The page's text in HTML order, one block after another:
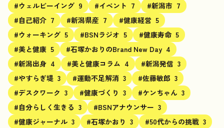
#ウェルビーイング 9 #イベント 7 #新潟市 7
#自己紹介 7 #新潟県産 7 #健康経営 5
#ウォーキング 5 #BSNラジオ 5 #健康寿命 5
#美と健康 5 #石塚かおりのBrand New Day 4
#新潟出身 4 #美と健康コラム 4 #新潟発信 3
#やすらぎ堤 3 #運動不足解消 3 #佐藤敏郎 3
#デスクワーク 3 #健康づくり 3 #ケンちゃん 3
#自分らしく生きる 3 #BSNアナウンサー 3
#健康ジャーナル 3 #石塚かおり 3 #50代からの挑戦 3